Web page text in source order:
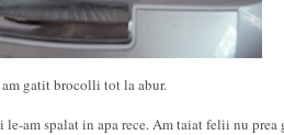
gatit brocolli tot la abur.
am spalat in apa rece. Am taiat felii nu prea